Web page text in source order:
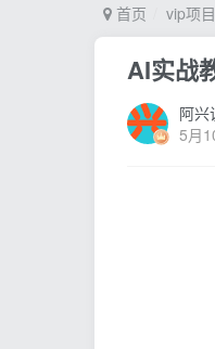
首页 vip项目
AI实战
阿兴
5月